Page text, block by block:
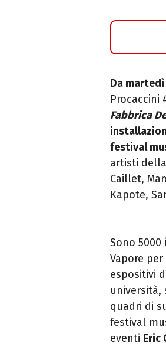
Da
Procaccini
Fabbrica
festival
artisti della
Caillet,
Kapote,
Sono
Vapore per
espositivi
università,
quadri di
festival
eventi Eric